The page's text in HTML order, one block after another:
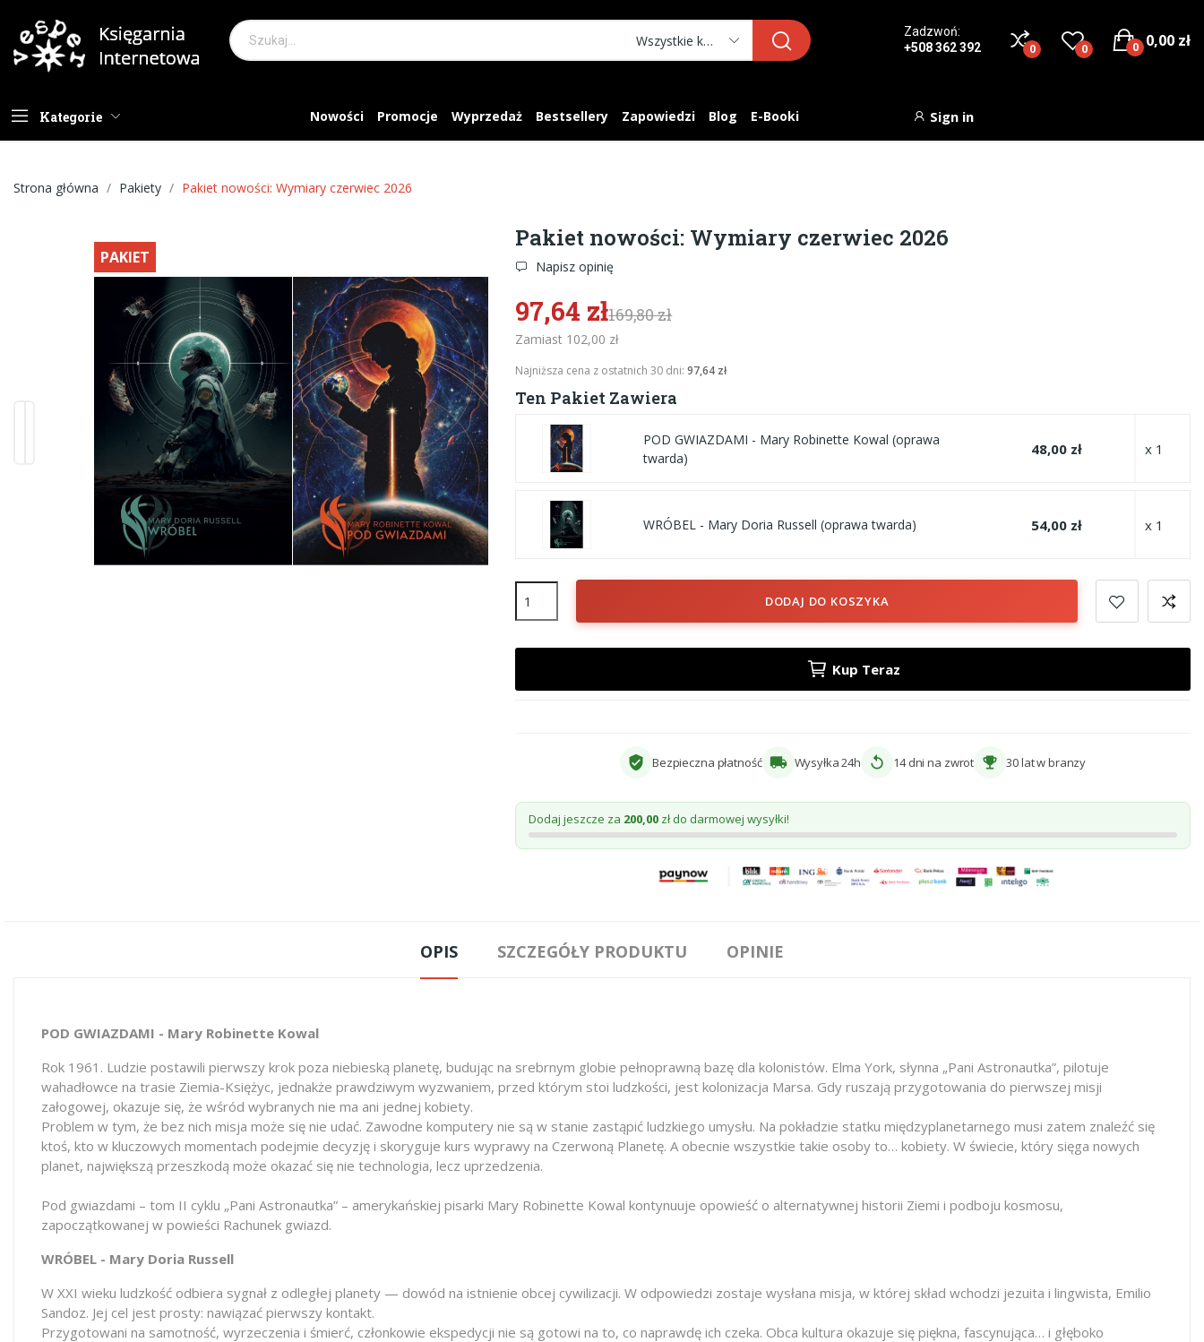
Wszystkie kategorie
Zadzwoń:
+508 362 392
0 0 0,00 zł
0
Kategorie Nowości Promocje Wyprzedaż Bestsellery Zapowiedzi Blog E-Booki Sign in
Strona główna Pakiety Pakiet nowości: Wymiary czerwiec 2026
PAKIET
Pakiet nowości: Wymiary czerwiec 2026
Napisz opinię
97,64 zł169,80 zł
Zamiast 102,00 zł
Najniższa cena z ostatnich 30 dni:97,64 zł
Ten Pakiet Zawiera
POD GWIAZDAMI - Mary Robinette Kowal (oprawa
twarda)
48,00 zł x 1
WRÓBEL - Mary Doria Russell (oprawa twarda) 54,00 zł x 1
DODAJ DO KOSZYKA
Kup Teraz
verified_user Bezpieczna płatność local_shipping Wysyłka 24h replay 14 dni na zwrot emoji_events 30 lat w branzy
Dodaj jeszcze za 200,00 zł do darmowej wysyłki!
OPIS SZCZEGÓŁY PRODUKTU OPINIE
POD GWIAZDAMI - Mary Robinette Kowal
Rok 1961. Ludzie postawili pierwszy krok poza niebieską planetę, budując na srebrnym globie pełnoprawną bazę dla kolonistów. Elma York, słynna „Pani Astronautka”, pilotuje
wahadłowce na trasie Ziemia-Księżyc, jednakże prawdziwym wyzwaniem, przed którym stoi ludzkości, jest kolonizacja Marsa. Gdy ruszają przygotowania do pierwszej misji
załogowej, okazuje się, że wśród wybranych nie ma ani jednej kobiety.
Problem w tym, że bez nich misja może się nie udać. Zawodne komputery nie są w stanie zastąpić ludzkiego umysłu. Na pokładzie statku międzyplanetarnego musi zatem znaleźć się
ktoś, kto w kluczowych momentach podejmie decyzję i skoryguje kurs wyprawy na Czerwoną Planetę. A obecnie wszystkie takie osoby to… kobiety. W świecie, który sięga nowych
planet, największą przeszkodą może okazać się nie technologia, lecz uprzedzenia.
Pod gwiazdami – tom II cyklu „Pani Astronautka” – amerykańskiej pisarki Mary Robinette Kowal kontynuuje opowieść o alternatywnej historii Ziemi i podboju kosmosu,
zapoczątkowanej w powieści Rachunek gwiazd.
WRÓBEL - Mary Doria Russell
W XXI wieku ludzkość odbiera sygnał z odległej planety — dowód na istnienie obcej cywilizacji. W odpowiedzi zostaje wysłana misja, w której skład wchodzi jezuita i lingwista, Emilio
Sandoz. Jej cel jest prosty: nawiązać pierwszy kontakt.
Przygotowani na samotność, wyrzeczenia i śmierć, członkowie ekspedycji nie są gotowi na to, co naprawdę ich czeka. Obca kultura okazuje się piękna, fascynująca… i głęboko